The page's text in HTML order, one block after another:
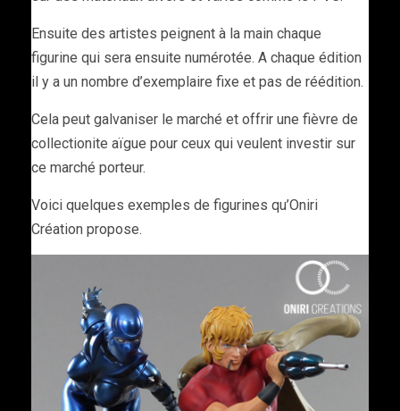
Ensuite des artistes peignent à la main chaque
figurine qui sera ensuite numérotée. A chaque édition
il y a un nombre d’exemplaire fixe et pas de réédition.
Cela peut galvaniser le marché et offrir une fièvre de
collectionite aïgue pour ceux qui veulent investir sur
ce marché porteur.
Voici quelques exemples de figurines qu’Oniri
Création propose.